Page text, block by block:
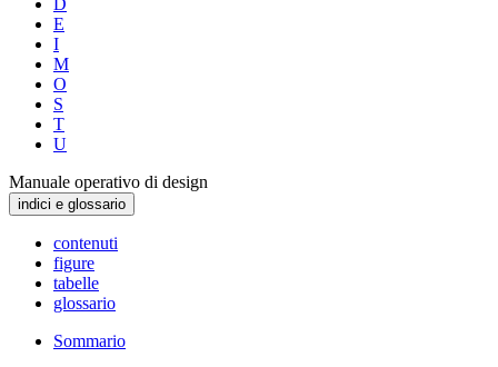
D
E
I
M
O
S
T
U
Manuale operativo di design
indici e glossario
contenuti
figure
tabelle
glossario
Sommario